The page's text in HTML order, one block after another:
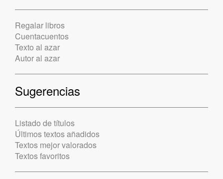
Regalar libros
Cuentacuentos
Texto al azar
Autor al azar
Sugerencias
Listado de títulos
Últimos textos añadidos
Textos mejor valorados
Textos favoritos